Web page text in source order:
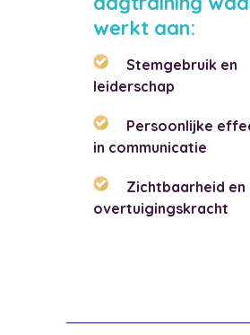
werkt aan:
Stemgebruik en
leiderschap
Persoonlijke
in communicatie
Zichtbaarheid en
overtuigingskracht